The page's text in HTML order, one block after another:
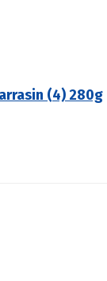
(4) 280g